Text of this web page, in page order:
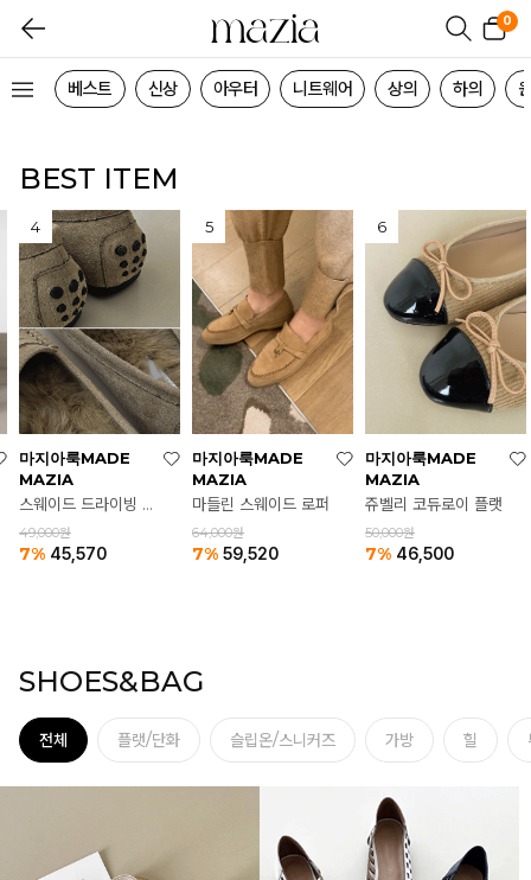
0
베스트 신상 아우터 니트웨어 상의 하의
BEST ITEM
마지아룩MADE
MAZIA
스웨이드 드라이빙 로퍼
49,000원
7% 45,570
마지아룩MADE
MAZIA
마들린 스웨이드 로퍼
64,000원
7% 59,520
마지아룩MADE
MAZIA
쥬벨리 코듀로이 플랫
50,000원
7% 46,500
SHOES&BAG
전체 플랫/단화 슬립온/스니커즈 가방 힐